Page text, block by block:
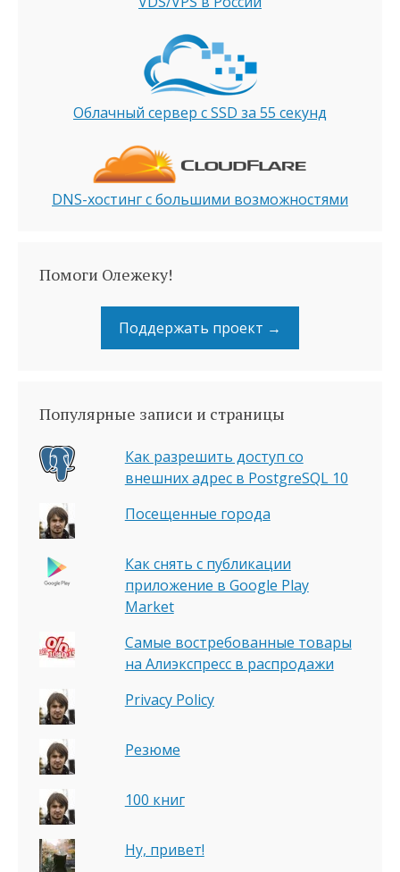
Облачный сервер с SSD за 55 секунд
DNS-хостинг с большими возможностями
Помоги Олежеку!
Поддержать проект →
Популярные записи и страницы
Как разрешить доступ со
внешних адрес в PostgreSQL 10
Посещенные города
Как снять с публикации
приложение в Google Play
Market
Самые востребованные товары
на Алиэкспресс в распродажи
Privacy Policy
Резюме
100 книг
Ну, привет!